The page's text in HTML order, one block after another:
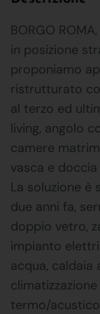
BORGO
in posizione
proponiamo
ristrutturato
al terzo ed
living, angolo
camere
vasca e
La soluzione
due anni fa,
doppio vetro,
impianto
acqua, caldaia
termo/